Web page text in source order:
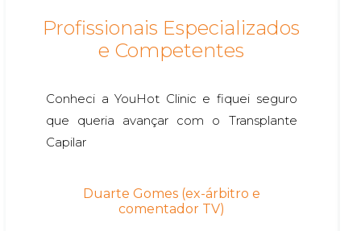
Profissionais Especializados
e Competentes
Conheci a YouHot Clinic e fiquei seguro
que queria avançar com o Transplante
Capilar
Duarte Gomes (ex-árbitro e
comentador TV)